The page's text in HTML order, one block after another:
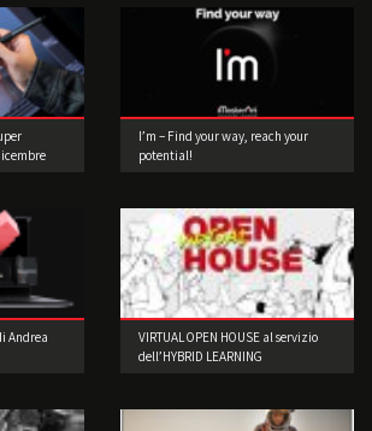
I’m – Find your way, reach your
potential!
Andrea
VIRTUAL OPEN HOUSE al servizio
dell’HYBRID LEARNING